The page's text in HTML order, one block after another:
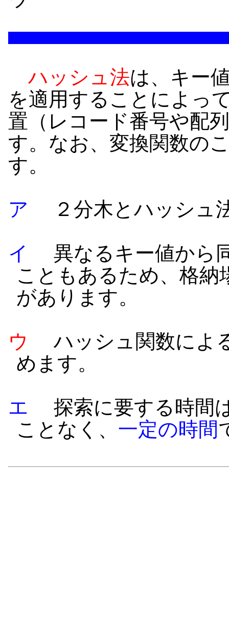
ハッシュ法は、キー
を適用することによっ
置（レコード番号や配
す。なお、変換関数の
す。
ア ２分木とハッシュ
イ
異なるキー値から
こともあるため、格納
があります。
ウ
ハッシュ関数によ
めます。
エ 探索に要する時間
ことなく、 一定の時間